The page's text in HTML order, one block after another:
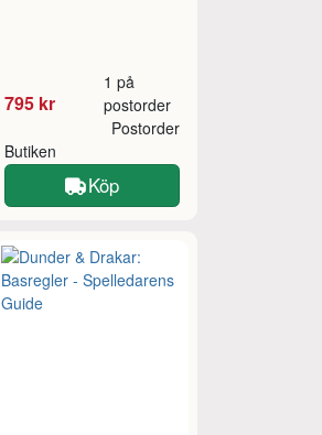
795 kr
1 på
postorder
Butiken
Postorder
Köp